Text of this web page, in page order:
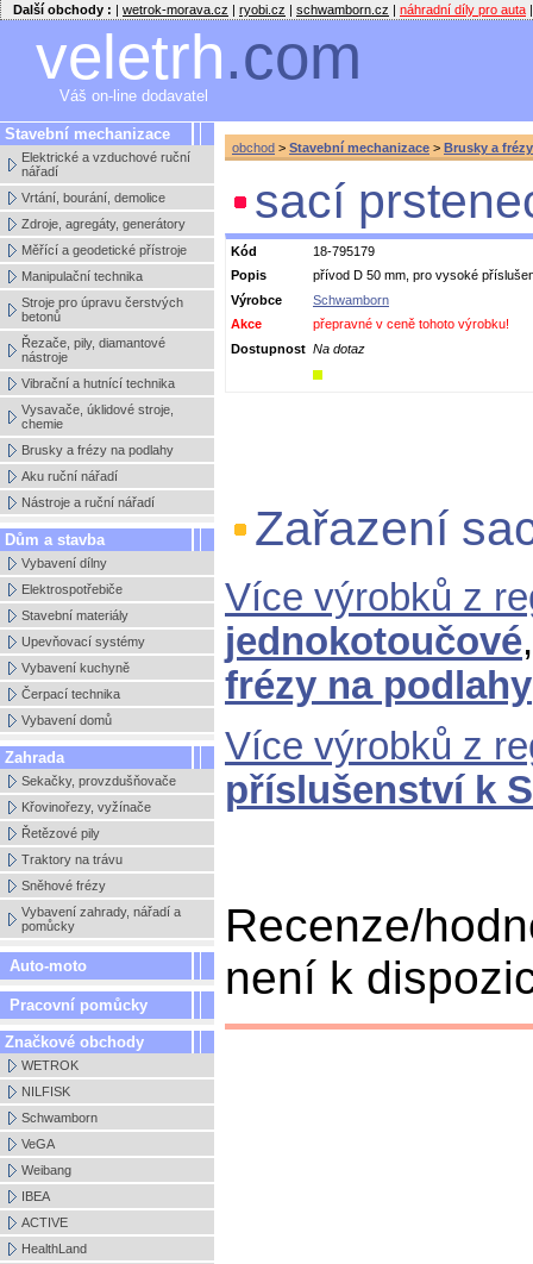
Další obchody : | wetrok-morava.cz | ryobi.cz | schwamborn.cz | náhradní díly pro auta |
veletrh.com
Váš on-line dodavatel
Stavební mechanizace
Elektrické a vzduchové ruční
nářadí
Vrtání, bourání, demolice
Zdroje, agregáty, generátory
Měřící a geodetické přístroje
Manipulační technika
Stroje pro úpravu čerstvých
betonů
Řezače, pily, diamantové
nástroje
Vibrační a hutnící technika
Vysavače, úklidové stroje,
chemie
Brusky a frézy na podlahy
Aku ruční nářadí
Nástroje a ruční nářadí
Dům a stavba
Vybavení dílny
Elektrospotřebiče
Stavební materiály
Upevňovací systémy
Vybavení kuchyně
Čerpací technika
Vybavení domů
Zahrada
Sekačky, provzdušňovače
Křovinořezy, vyžínače
Řetězové pily
Traktory na trávu
Sněhové frézy
Vybavení zahrady, nářadí a
pomůcky
Auto-moto
Pracovní pomůcky
Značkové obchody
WETROK
NILFISK
Schwamborn
VeGA
Weibang
IBEA
ACTIVE
HealthLand
obchod > Stavební mechanizace > Brusky a
sací
Kód
18-795179
Popis
přívod D 50 mm, pro vysoké
Výrobce
Schwamborn
Akce
přepravné v ceně tohoto výrobku!
Dostupnost Na dotaz
Zařazení
Více výrobků z
jednokotoučové
frézy na podlahy
Více výrobků z
příslušenství k
Recenze/
není k